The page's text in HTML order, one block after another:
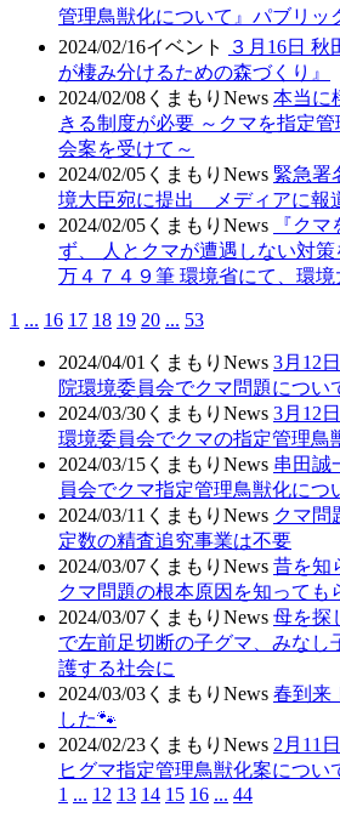
管理鳥獣化について』パブリッ
2024/02/16イベント
３月16日
が棲み分けるための森づくり』
2024/02/08 くまもりNews 本当に
きる制度が必要 ～クマを指定
会案を受けて～
2024/02/05 くまもりNews 緊急署
境大臣宛に提出 メディアに報
2024/02/05 くまもりNews
『ク
ず、 人とクマが遭遇しない対策
万４７４９筆 環境省にて、環
1 ... 16 17 18 19 20 ... 53
2024/04/01 くまもりNews 3月12
院環境委員会でクマ問題につい
2024/03/30 くまもりNews 3月12
環境委員会でクマの指定管理鳥
2024/03/15 くまもりNews 串田誠
員会でクマ指定管理鳥獣化につ
2024/03/11 くまもりNews クマ問
定数の精査追究事業は不要
2024/03/07 くまもりNews 昔を知
クマ問題の根本原因を知っても
2024/03/07 くまもりNews 母を探
で左前足切断の子グマ、みなし
護する社会に
2024/03/03 くまもりNews 春到来
した🐾
2024/02/23 くまもりNews 2月11
ヒグマ指定管理鳥獣化案につ
1 ... 12 13 14 15 16 ... 44